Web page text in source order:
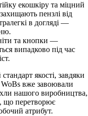
екошкіру та міцний
пензлі від
в догляді —
та кнопки —
випадково під час
якості, завдяки
WoBs вже завоювали
нашого виробництва,
що перетворює
атрибут.